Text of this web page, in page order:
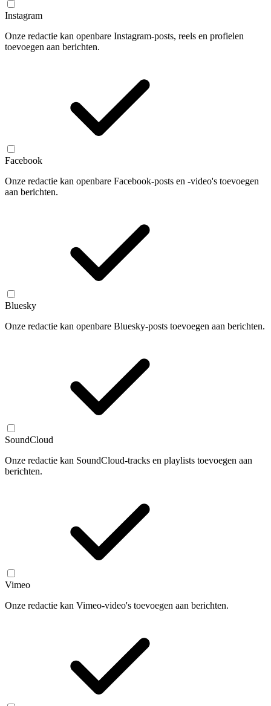
Instagram
Onze redactie kan openbare Instagram-posts, reels en profielen
toevoegen aan berichten.
Facebook
Onze redactie kan openbare Facebook-posts en -video's toevoegen
aan berichten.
Bluesky
Onze redactie kan openbare Bluesky-posts toevoegen aan berichten.
SoundCloud
Onze redactie kan SoundCloud-tracks en playlists toevoegen aan
berichten.
Vimeo
Onze redactie kan Vimeo-video's toevoegen aan berichten.